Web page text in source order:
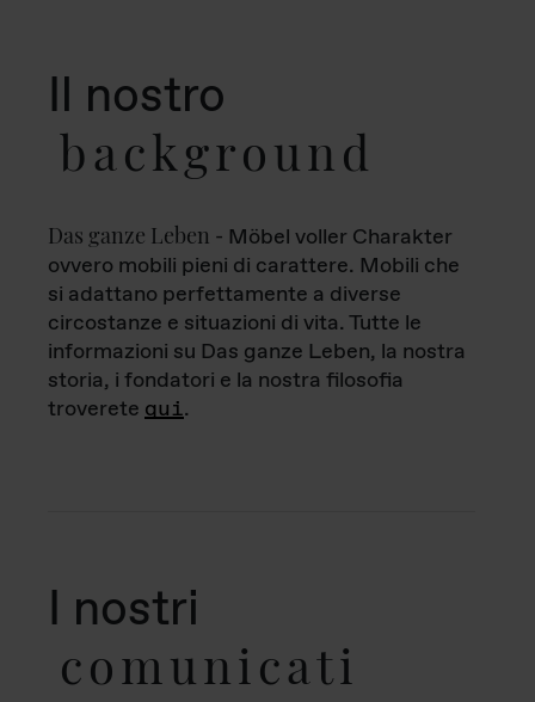
Il nostro
background
Das ganze Leben - Möbel voller Charakter
ovvero mobili pieni di carattere. Mobili che
si adattano perfettamente a diverse
circostanze e situazioni di vita. Tutte le
informazioni su Das ganze Leben, la nostra
storia, i fondatori e la nostra filosofia
troverete qui.
I nostri
comunicati